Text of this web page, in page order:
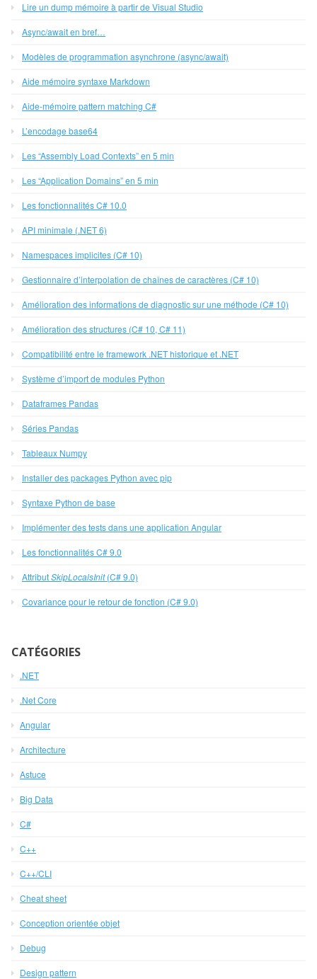
Lire un dump mémoire à partir de Visual Studio
Async/await en bref…
Modèles de programmation asynchrone (async/await)
Aide mémoire syntaxe Markdown
Aide-mémoire pattern matching C#
L’encodage base64
Les “Assembly Load Contexts” en 5 min
Les “Application Domains” en 5 min
Les fonctionnalités C# 10.0
API minimale (.NET 6)
Namespaces implicites (C# 10)
Gestionnaire d’interpolation de chaînes de caractères (C# 10)
Amélioration des informations de diagnostic sur une méthode (C# 10)
Amélioration des structures (C# 10, C# 11)
Compatibilité entre le framework .NET historique et .NET
Système d’import de modules Python
Dataframes Pandas
Séries Pandas
Tableaux Numpy
Installer des packages Python avec pip
Syntaxe Python de base
Implémenter des tests dans une application Angular
Les fonctionnalités C# 9.0
AttributSkipLocalsInit(C# 9.0)
Covariance pour le retour de fonction (C# 9.0)
CATÉGORIES
.NET
.Net Core
Angular
Architecture
Astuce
Big Data
C#
C++
C++/CLI
Cheat sheet
Conception orientée objet
Debug
Design pattern